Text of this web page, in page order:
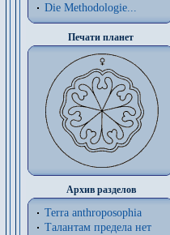
Die Methodologie...
Печати планет
Архив разделов
Terra anthroposophia
Талантам предела нет